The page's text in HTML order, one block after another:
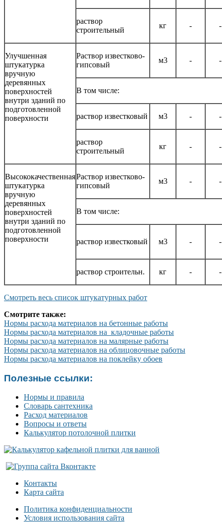
раствор
строительный
кг - -
Улучшенная
штукатурка
вручную
деревянных
поверхностей
внутри зданий по
подготовленной
поверхности
Раствор известково-
гипсовый
м3 - -
В том числе:
раствор известковый м3 - -
раствор
строительный
кг - -
Высококачественная
штукатурка
вручную
деревянных
поверхностей
внутри зданий по
подготовленной
поверхности
Раствор известково-
гипсовый
м3 - -
В том числе:
раствор известковый м3 - -
раствор строительн. кг - -
Смотреть весь список штукатурных работ
Смотрите также:
Нормы расхода материалов на бетонные работы
Нормы расхода материалов на кладочные работы
Нормы расхода материалов на малярные работы
Нормы расхода материалов на облицовочные работы
Нормы расхода материалов на поклейку обоев
Полезные ссылки:
Нормы и правила
Словарь сантехника
Расход материалов
Вопросы и ответы
Калькулятор потолочной плитки
Контакты
Карта сайта
Политика конфиденциальности
Условия использования сайта